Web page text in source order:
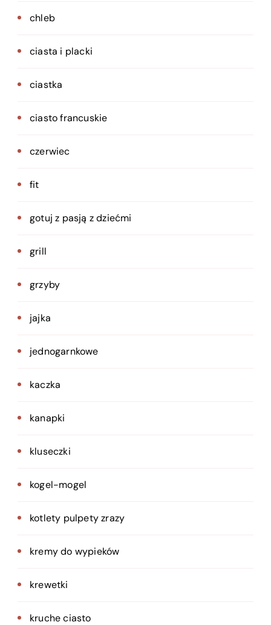
chleb
ciasta i placki
ciastka
ciasto francuskie
czerwiec
fit
gotuj z pasją z dziećmi
grill
grzyby
jajka
jednogarnkowe
kaczka
kanapki
kluseczki
kogel-mogel
kotlety pulpety zrazy
kremy do wypieków
krewetki
kruche ciasto